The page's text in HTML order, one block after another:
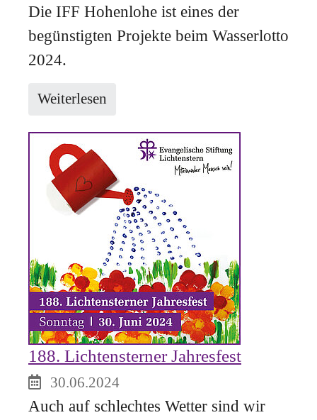
Die IFF Hohenlohe ist eines der
begünstigten Projekte beim Wasserlotto
2024.
Weiterlesen
188. Lichtensterner Jahresfest
30.06.2024
Auch auf schlechtes Wetter sind wir